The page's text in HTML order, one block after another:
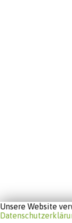
Unsere Website